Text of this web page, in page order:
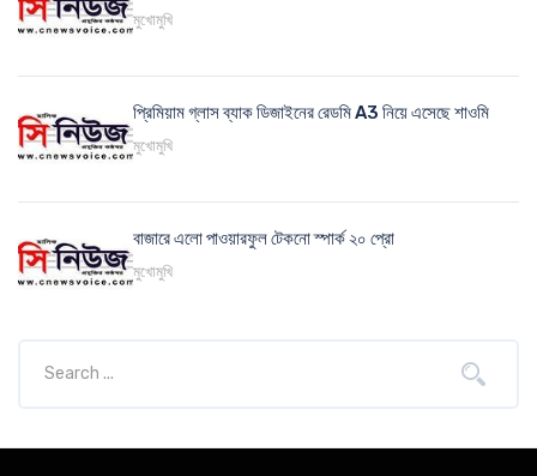
মুখোমুখি
প্রিমিয়াম গ্লাস ব্যাক ডিজাইনের রেডমি A3 নিয়ে এসেছে শাওমি
মুখোমুখি
বাজারে এলো পাওয়ারফুল টেকনো স্পার্ক ২০ প্রো
মুখোমুখি